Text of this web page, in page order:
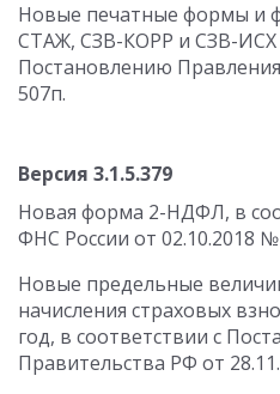
Новые печатные формы и
СТАЖ, СЗВ-КОРР и СЗВ-ИСХ
Постановлению
507п.
Версия 3.1.5.379
Новая форма 2-НДФЛ, в
ФНС России от 02.10.2018
Новые предельные
начисления страховых
год, в соответствии с
Правительства РФ от